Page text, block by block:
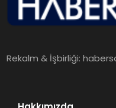
Rekalm & İşbirliği: